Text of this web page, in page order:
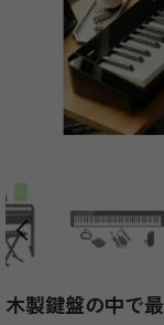
木製鍵盤の中で